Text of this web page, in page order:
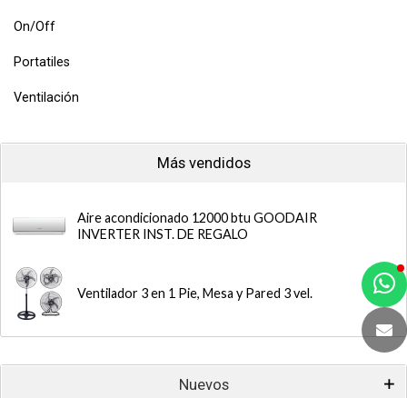
On/Off
Portatiles
Ventilación
Más vendidos
Aire acondicionado 12000 btu GOODAIR
INVERTER INST. DE REGALO
Ventilador 3 en 1 Pie, Mesa y Pared 3 vel.
Nuevos